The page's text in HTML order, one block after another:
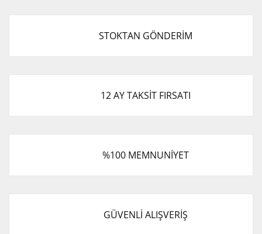
STOKTAN GÖNDERİM
12 AY TAKSİT FIRSATI
%100 MEMNUNİYET
GÜVENLİ ALIŞVERİŞ